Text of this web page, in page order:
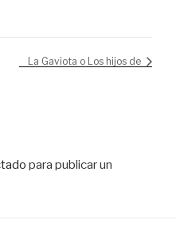
La Gaviota o Los hijos de
para publicar un